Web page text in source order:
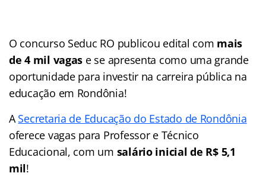
O concurso Seduc RO publicou edital com mais
de 4 mil vagas e se apresenta como uma grande
oportunidade para investir na carreira pública na
educação em Rondônia!
ASecretaria de Educação do Estado de Rondônia
oferece vagas para Professor e Técnico
Educacional, com um salário inicial de R$ 5,1
mil!